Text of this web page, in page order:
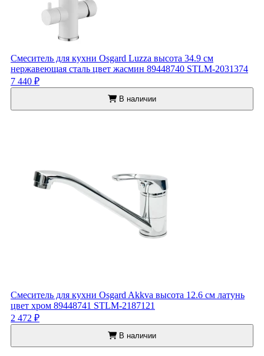
Смеситель для кухни Osgard Luzza высота 34.9 см
нержавеющая сталь цвет жасмин 89448740 STLM-2031374
7 440 ₽
В наличии
Смеситель для кухни Osgard Akkva высота 12.6 см латунь
цвет хром 89448741 STLM-2187121
2 472 ₽
В наличии